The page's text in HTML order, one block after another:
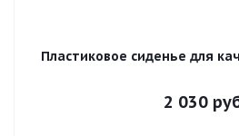
Пластиковое сиденье для
2 030